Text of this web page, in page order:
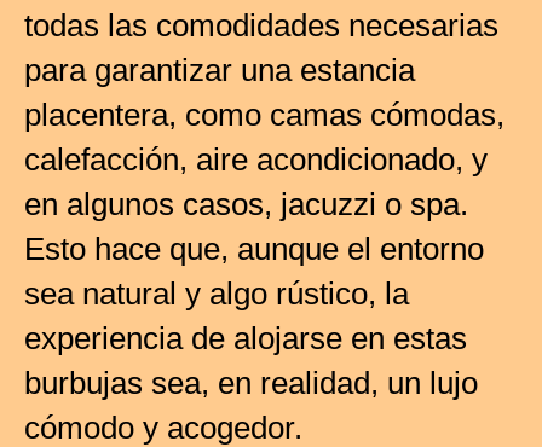
todas las comodidades necesarias
para garantizar una estancia
placentera, como camas cómodas,
calefacción, aire acondicionado, y
en algunos casos, jacuzzi o spa.
Esto hace que, aunque el entorno
sea natural y algo rústico, la
experiencia de alojarse en estas
burbujas sea, en realidad, un lujo
cómodo y acogedor.